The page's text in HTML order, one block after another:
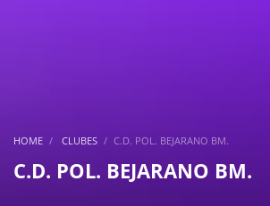
HOME CLUBES C.D. POL. BEJARANO BM.
C.D. POL. BEJARANO BM.